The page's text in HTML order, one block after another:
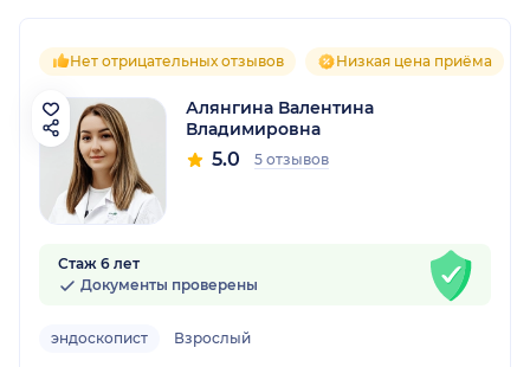
Нет отрицательных отзывов Низкая цена приёма
Алянгина Валентина
Владимировна
5.0 5 отзывов
Стаж 6 лет
Документы проверены
эндоскопист Взрослый